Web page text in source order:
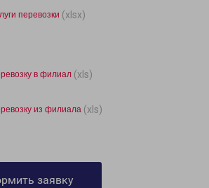
перевозки (xlsx)
в филиал (xls)
из филиала (xls)
заявку